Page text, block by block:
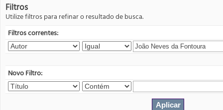
Filtros
Utilize filtros para refinar o resultado de busca.
Filtros correntes:
Novo Filtro: